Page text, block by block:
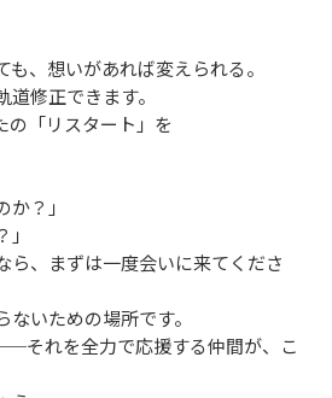
、想いがあれば変えられる。
修正できます。
の「リスタート」を
か？」
ら、まずは一度会いに来てくださ
いための場所です。
それを全力で応援する仲間が、こ